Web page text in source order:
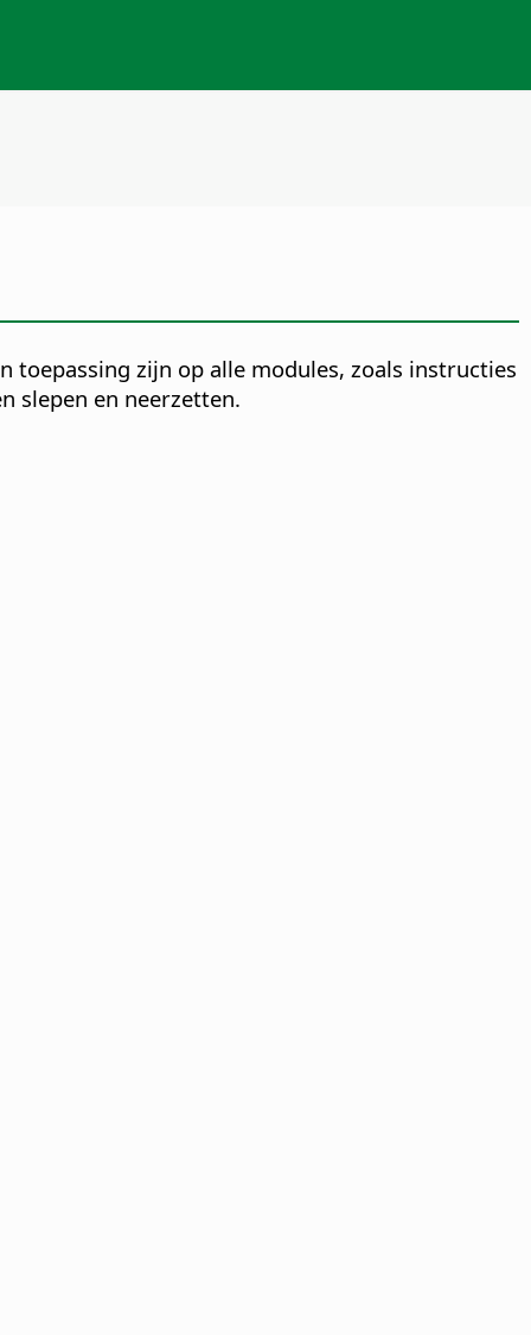
toepassing zijn op alle modules, zoals instructies
slepen en neerzetten.